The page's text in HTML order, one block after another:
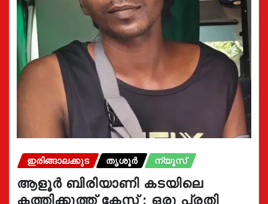
ഇരിങ്ങാലക്കുട തൃശൂർ ന്യൂസ്
ആളൂർ ബിരിയാണി കടയിലെ
കത്തിക്കുത്ത് കേസ് : ഒരു പ്രതി